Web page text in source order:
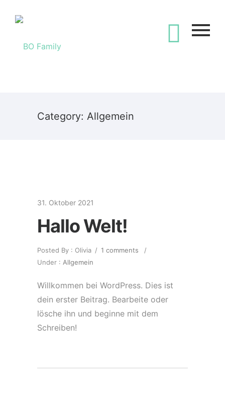
Category: Allgemein
31. Oktober 2021
Hallo Welt!
Posted By : Olivia / 1 comments
/
Under : Allgemein
Willkommen bei WordPress. Dies ist
dein erster Beitrag. Bearbeite oder
lösche ihn und beginne mit dem
Schreiben!